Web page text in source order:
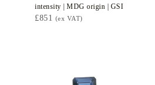
intensity | MDG origin | GSI
£851 (ex VAT)